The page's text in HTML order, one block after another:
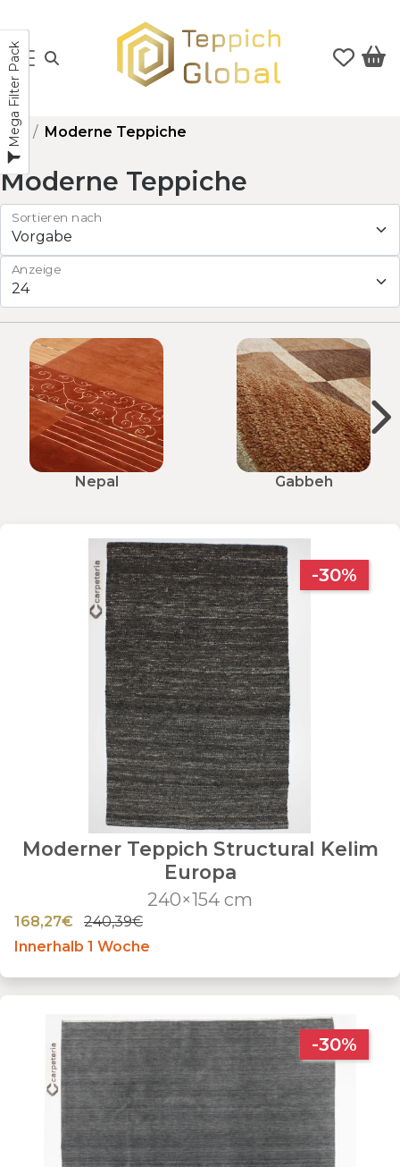
Mega Filter Pack Moderne Teppiche
Moderne Teppiche
Sortieren nach
Anzeige
Nepal Gabbeh
-30%
Moderner Teppich Structural Kelim
Europa
240×154 cm
168,27€
240,39€
Innerhalb 1 Woche
-30%